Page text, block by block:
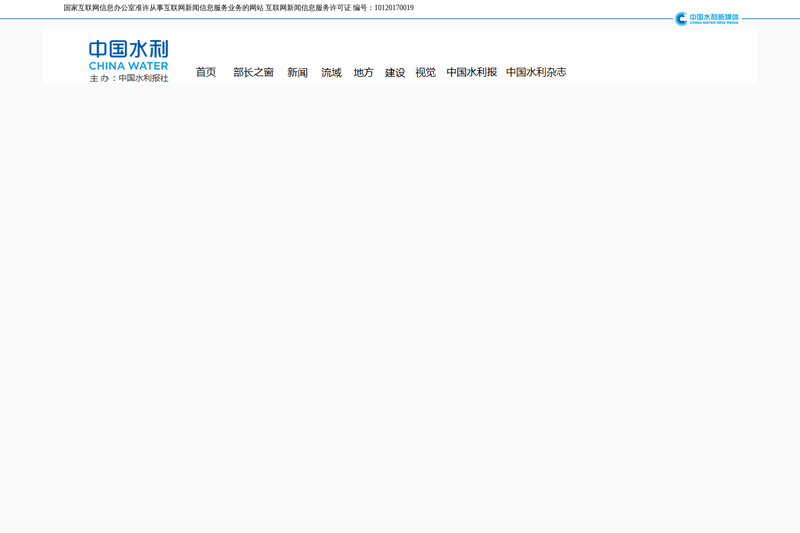
国家互联网信息办公室准许从事互联网新闻信息服务业务的网站 互联网新闻信息服务许可证 编号：10120170019